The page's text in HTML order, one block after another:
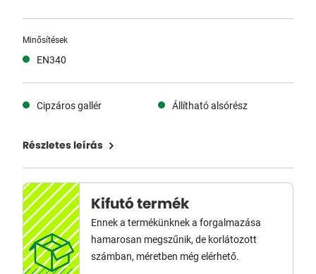
Minősítések
EN340
Cipzáros gallér Állítható alsórész
Részletes leírás
Kifutó termék
Ennek a termékünknek a forgalmazása
hamarosan megszűnik, de korlátozott
számban, méretben még elérhető.